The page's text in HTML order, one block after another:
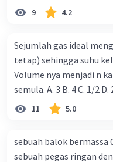
9 4.2
Sejumlah gas ideal
tetap) sehingga suhu
Volume nya menjadi n
semula. A. 3 B. 4 C. 1/2
11 5.0
sebuah balok bermassa
sebuah pegas ringan